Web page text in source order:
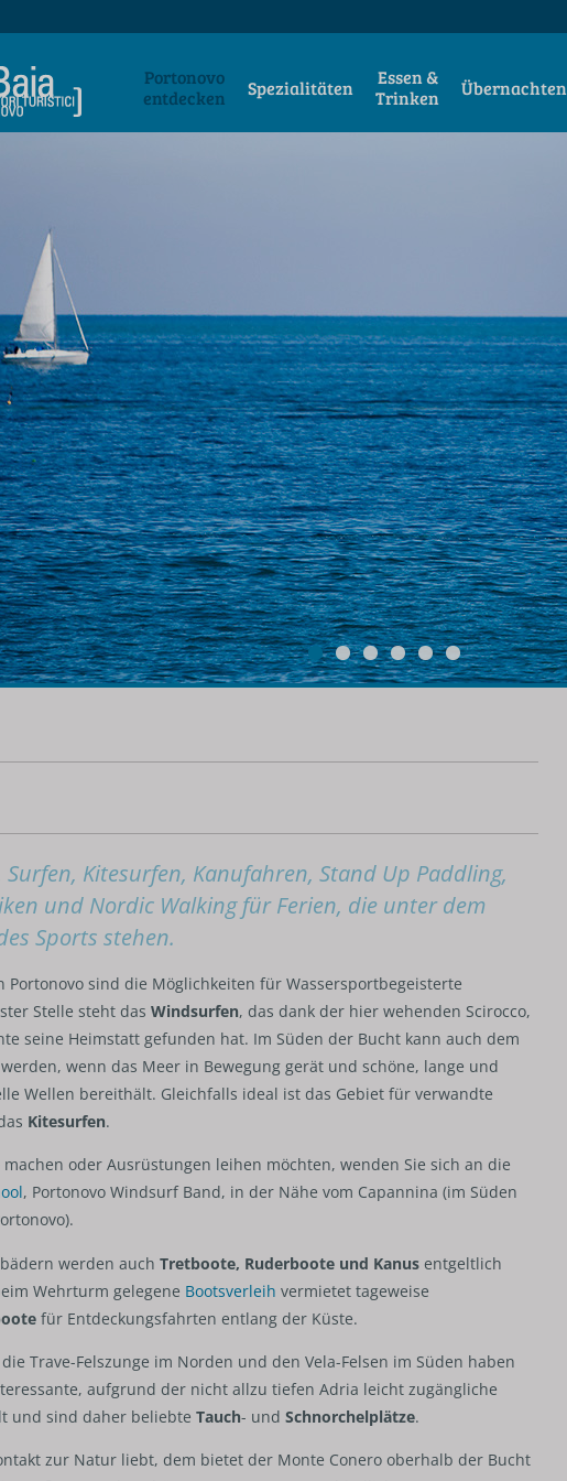
Portonovo
entdecken
Spezialitäten
Essen &
Trinken
Übernachten
Kitesurfen, Kanufahren, Stand Up Paddling,
und Nordic Walking für Ferien, die unter dem
Sports stehen.
Portonovo sind die Möglichkeiten für Wassersportbegeisterte
Stelle steht das Windsurfen, das dank der hier wehenden Scirocco,
seine Heimstatt gefunden hat. Im Süden der Bucht kann auch dem
wenn das Meer in Bewegung gerät und schöne, lange und
Wellen bereithält. Gleichfalls ideal ist das Gebiet für verwandte
Kitesurfen.
machen oder Ausrüstungen leihen möchten, wenden Sie sich an die
, Portonovo Windsurf Band, in der Nähe vom Capannina (im Süden
werden auch Tretboote, Ruderboote und Kanus entgeltlich
Wehrturm gelegene Bootsverleih vermietet tageweise
für Entdeckungsfahrten entlang der Küste.
Trave-Felszunge im Norden und den Vela-Felsen im Süden haben
aufgrund der nicht allzu tiefen Adria leicht zugängliche
und sind daher beliebte Tauch- und Schnorchelplätze.
zur Natur liebt, dem bietet der Monte Conero oberhalb der Bucht